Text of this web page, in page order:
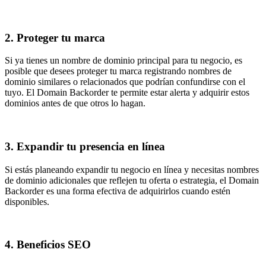
2. Proteger tu marca
Si ya tienes un nombre de dominio principal para tu negocio, es
posible que desees proteger tu marca registrando nombres de
dominio similares o relacionados que podrían confundirse con el
tuyo. El Domain Backorder te permite estar alerta y adquirir estos
dominios antes de que otros lo hagan.
3. Expandir tu presencia en línea
Si estás planeando expandir tu negocio en línea y necesitas nombres
de dominio adicionales que reflejen tu oferta o estrategia, el Domain
Backorder es una forma efectiva de adquirirlos cuando estén
disponibles.
4. Beneficios SEO